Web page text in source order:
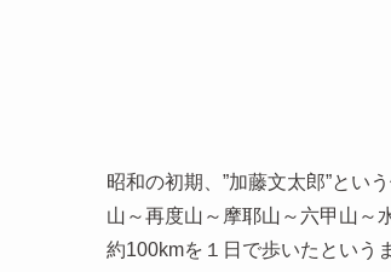
昭和の初期、”加藤文太郎”とい
山～再度山～摩耶山～六甲山～
約100kmを１日で歩いたという